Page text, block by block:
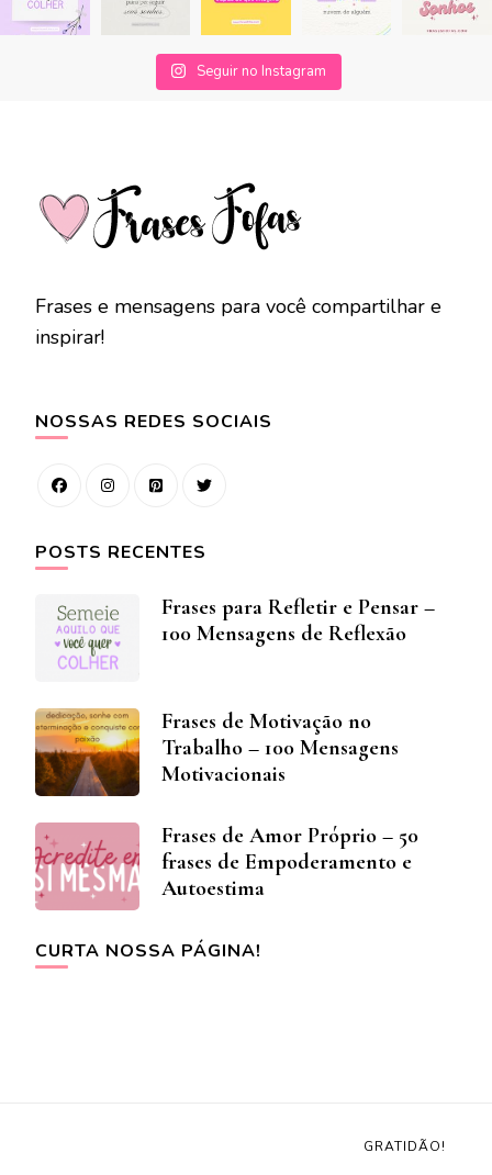
Seguir no Instagram
Frases e mensagens para você compartilhar e
inspirar!
NOSSAS REDES SOCIAIS
POSTS RECENTES
Frases para Refletir e Pensar –
100 Mensagens de Reflexão
Frases de Motivação no
Trabalho – 100 Mensagens
Motivacionais
Frases de Amor Próprio – 50
frases de Empoderamento e
Autoestima
CURTA NOSSA PÁGINA!
GRATIDÃO!